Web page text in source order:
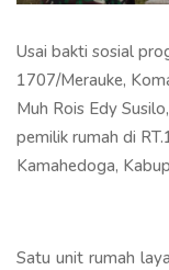
Usai bakti sosial
1707/Merauke,
Muh Rois Edy
pemilik rumah di
Kamahedoga,
Satu unit rumah